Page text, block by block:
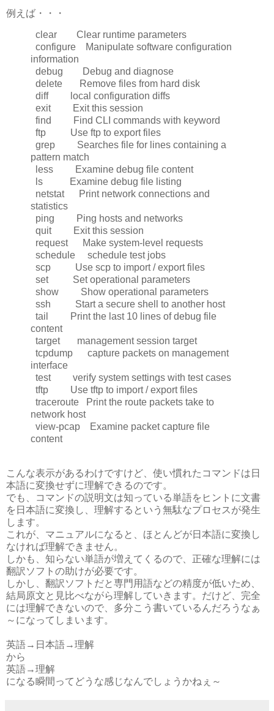
例えば・・・
clear Clear runtime parameters
configure Manipulate software configuration
information
debug Debug and diagnose
delete Remove files from hard disk
diff local configuration diffs
exit Exit this session
find Find CLI commands with keyword
ftp Use ftp to export files
grep Searches file for lines containing a
pattern match
less Examine debug file content
ls Examine debug file listing
netstat Print network connections and
statistics
ping Ping hosts and networks
quit Exit this session
request Make system-level requests
schedule schedule test jobs
scp Use scp to import / export files
set Set operational parameters
show Show operational parameters
ssh Start a secure shell to another host
tail Print the last 10 lines of debug file
content
target management session target
tcpdump capture packets on management
interface
test verify system settings with test cases
tftp Use tftp to import / export files
traceroute Print the route packets take to
network host
view-pcap Examine packet capture file
content
こんな表示があるわけですけど、使い慣れたコマンドは日
本語に変換せずに理解できるのです。
でも、コマンドの説明文は知っている単語をヒントに文書
を日本語に変換し、理解するという無駄なプロセスが発生
します。
これが、マニュアルになると、ほとんどが日本語に変換し
なければ理解できません。
しかも、知らない単語が増えてくるので、正確な理解には
翻訳ソフトの助けが必要です。
しかし、翻訳ソフトだと専門用語などの精度が低いため、
結局原文と見比べながら理解していきます。だけど、完全
には理解できないので、多分こう書いているんだろうなぁ
～になってしまいます。
英語→日本語→理解
から
英語→理解
になる瞬間ってどうな感じなんでしょうかねぇ～